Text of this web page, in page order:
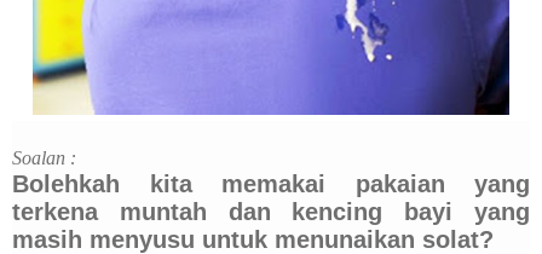
Soalan :
Bolehkah kita memakai pakaian yang
terkena muntah dan kencing bayi yang
masih menyusu untuk menunaikan solat?